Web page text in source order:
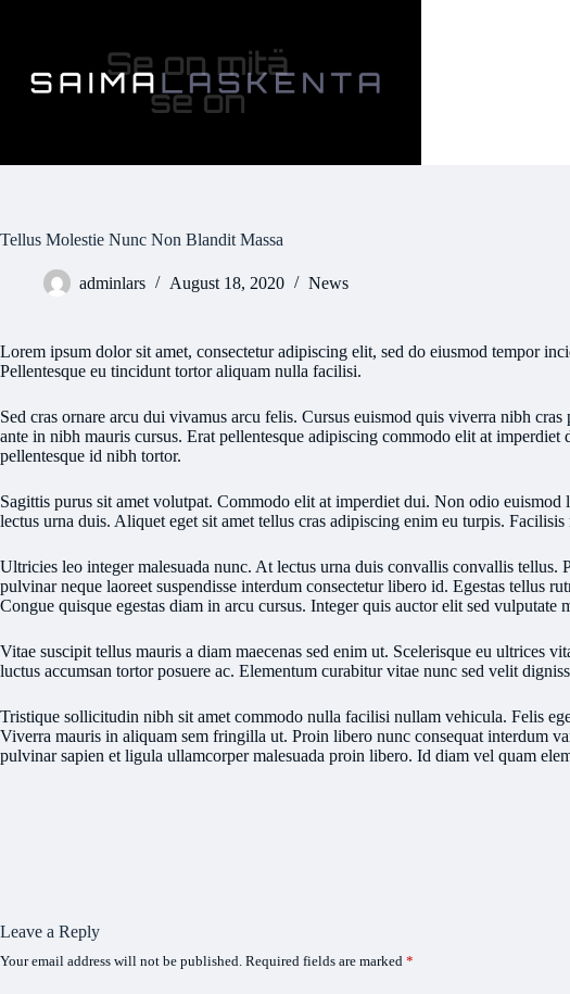
Tellus Molestie Nunc Non Blandit Massa
adminlars August 18, 2020 News
Lorem ipsum dolor sit amet, consectetur adipiscing elit, sed do eiusmod tempor
Pellentesque eu tincidunt tortor aliquam nulla facilisi.
Sed cras ornare arcu dui vivamus arcu felis. Cursus euismod quis viverra nibh
ante in nibh mauris cursus. Erat pellentesque adipiscing commodo elit at
pellentesque id nibh tortor.
Sagittis purus sit amet volutpat. Commodo elit at imperdiet dui. Non odio
lectus urna duis. Aliquet eget sit amet tellus cras adipiscing enim eu turpis.
Ultricies leo integer malesuada nunc. At lectus urna duis convallis convallis
pulvinar neque laoreet suspendisse interdum consectetur libero id. Egestas tellus
Congue quisque egestas diam in arcu cursus. Integer quis auctor elit sed
Vitae suscipit tellus mauris a diam maecenas sed enim ut. Scelerisque eu ultrices
luctus accumsan tortor posuere ac. Elementum curabitur vitae nunc sed velit
Tristique sollicitudin nibh sit amet commodo nulla facilisi nullam vehicula. Felis
Viverra mauris in aliquam sem fringilla ut. Proin libero nunc consequat interdum
pulvinar sapien et ligula ullamcorper malesuada proin libero. Id diam vel quam
Leave a Reply
Your email address will not be published. Required fields are marked *